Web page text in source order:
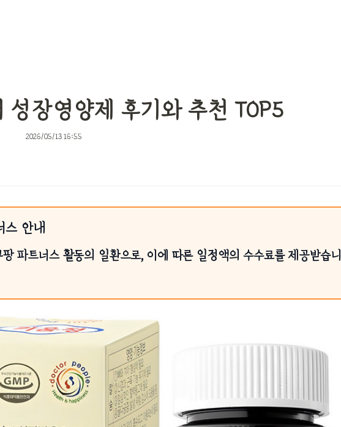
성장영양제 후기와 추천 TOP5
2026/05/13 16:55
스 안내
파트너스 활동의 일환으로, 이에 따른 일정액의 수수료를 제공받습니